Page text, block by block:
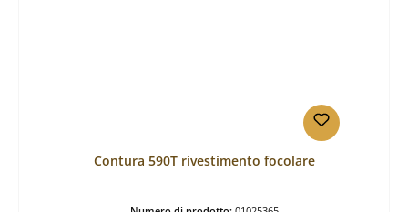
Contura 590T rivestimento focolare